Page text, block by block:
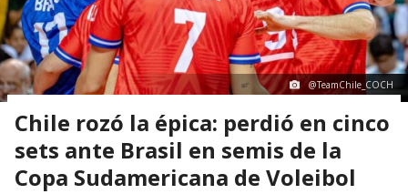
@TeamChile_COCH
Chile rozó la épica: perdió en cinco
sets ante Brasil en semis de la
Copa Sudamericana de Voleibol